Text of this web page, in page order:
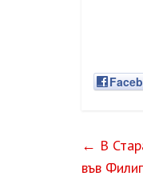
← В
във